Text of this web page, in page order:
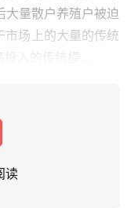
大量散户养殖户被迫
市场上的大量的传统
入的传统模...
读